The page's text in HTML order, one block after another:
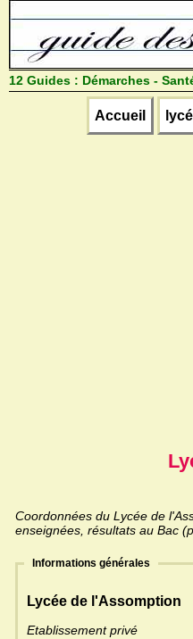
12 Guides : Démarches -
Accueil
Coordonnées du Lycée de
enseignées, résultats au Bac
Informations générales
Lycée de l'Assomption
Etablissement privé